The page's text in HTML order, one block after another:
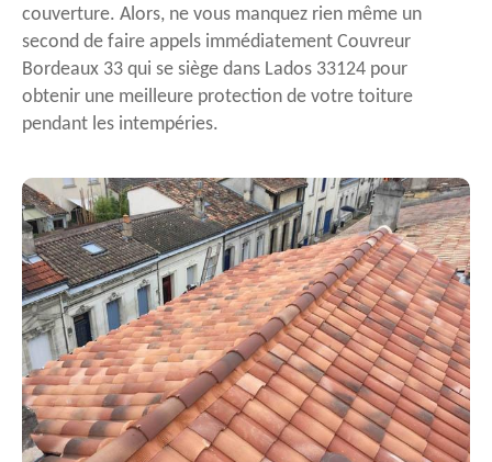
couverture. Alors, ne vous manquez rien même un
second de faire appels immédiatement Couvreur
Bordeaux 33 qui se siège dans Lados 33124 pour
obtenir une meilleure protection de votre toiture
pendant les intempéries.